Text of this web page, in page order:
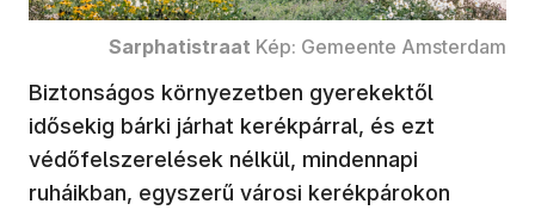
Sarphatistraat Kép: Gemeente Amsterdam
Biztonságos környezetben gyerekektől
idősekig bárki járhat kerékpárral, és ezt
védőfelszerelések nélkül, mindennapi
ruháikban, egyszerű városi kerékpárokon